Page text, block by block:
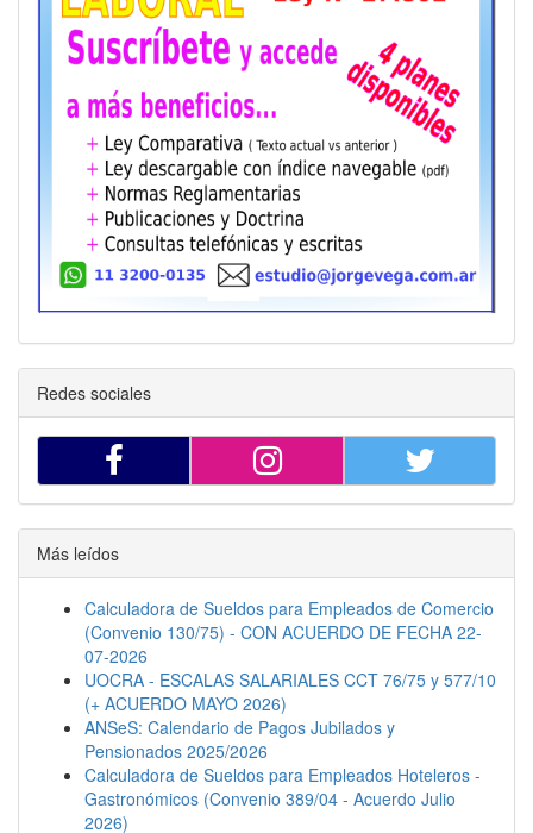
Redes sociales
Más leídos
Calculadora de Sueldos para Empleados de Comercio
(Convenio 130/75) - CON ACUERDO DE FECHA 22-
07-2026
UOCRA - ESCALAS SALARIALES CCT 76/75 y 577/10
(+ ACUERDO MAYO 2026)
ANSeS: Calendario de Pagos Jubilados y
Pensionados 2025/2026
Calculadora de Sueldos para Empleados Hoteleros -
Gastronómicos (Convenio 389/04 - Acuerdo Julio
2026)